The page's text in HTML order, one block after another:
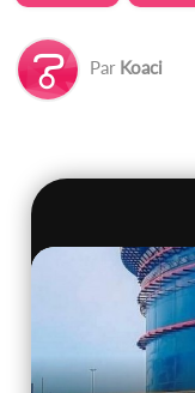
Par Koaci